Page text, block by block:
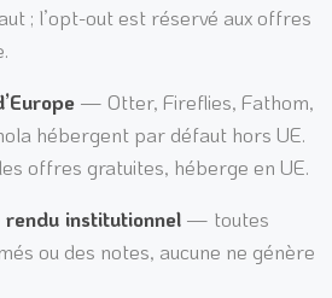
; l’opt-out est réservé aux offres
— Otter, Fireflies, Fathom,
hébergent par défaut hors UE.
offres gratuites, héberge en UE.
institutionnel — toutes
ou des notes, aucune ne génère